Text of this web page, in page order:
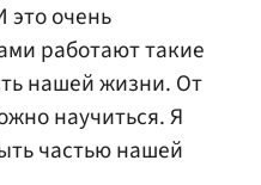
очень
работают такие
нашей жизни. От
научиться. Я
частью нашей